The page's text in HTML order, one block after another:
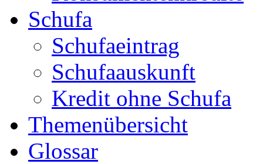
Schufa
Schufaeintrag
Schufaauskunft
Kredit ohne Schufa
Themenübersicht
Glossar